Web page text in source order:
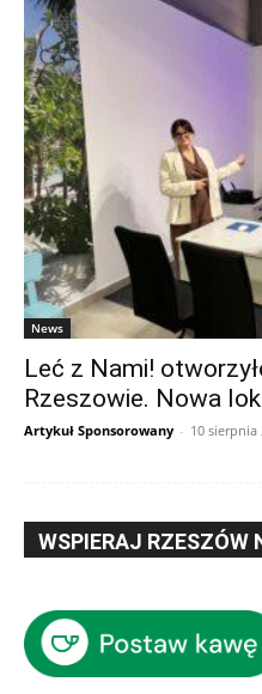
News
Leć z Nami!
Rzeszowie. Nowa
Artykuł Sponsorowany - 10 sierpnia
WSPIERAJ RZESZÓW